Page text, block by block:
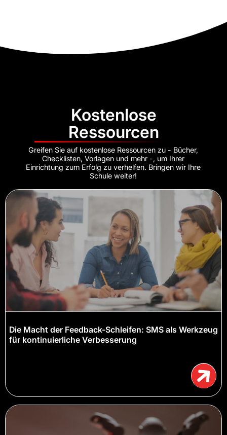
Kostenlose
Ressourcen
Greifen Sie auf kostenlose Ressourcen zu - Bücher,
Checklisten, Vorlagen und mehr -, um Ihrer
Einrichtung zum Erfolg zu verhelfen. Bringen wir Ihre
Schule weiter!
Die Macht der Feedback-Schleifen: SMS als Werkzeug
für kontinuierliche Verbesserung